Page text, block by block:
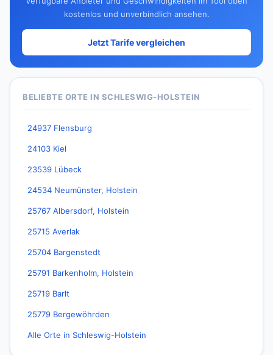
kostenlos und unverbindlich ansehen.
Jetzt Tarife vergleichen
BELIEBTE ORTE IN SCHLESWIG-HOLSTEIN
24937 Flensburg
24103 Kiel
23539 Lübeck
24534 Neumünster, Holstein
25767 Albersdorf, Holstein
25715 Averlak
25704 Bargenstedt
25791 Barkenholm, Holstein
25719 Barlt
25779 Bergewöhrden
Alle Orte in Schleswig-Holstein